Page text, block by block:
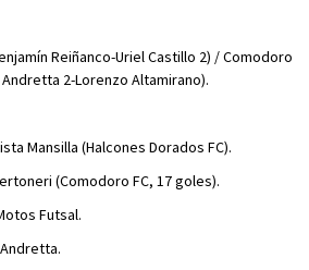
Reiñanco-Uriel Castillo 2) / Comodoro
2-Lorenzo Altamirano).
Mansilla (Halcones Dorados FC).
(Comodoro FC, 17 goles).
Futsal.